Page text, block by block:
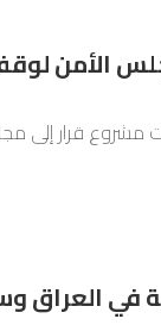
الأمن
مشروع قرار إلى
في العراق